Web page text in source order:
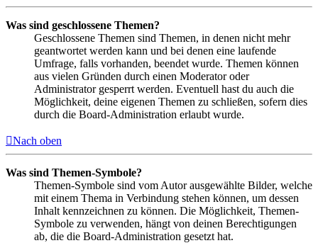
Was sind geschlossene Themen?
Geschlossene Themen sind Themen, in denen nicht mehr
geantwortet werden kann und bei denen eine laufende
Umfrage, falls vorhanden, beendet wurde. Themen können
aus vielen Gründen durch einen Moderator oder
Administrator gesperrt werden. Eventuell hast du auch die
Möglichkeit, deine eigenen Themen zu schließen, sofern dies
durch die Board-Administration erlaubt wurde.
Nach oben
Was sind Themen-Symbole?
Themen-Symbole sind vom Autor ausgewählte Bilder, welche
mit einem Thema in Verbindung stehen können, um dessen
Inhalt kennzeichnen zu können. Die Möglichkeit, Themen-
Symbole zu verwenden, hängt von deinen Berechtigungen
ab, die die Board-Administration gesetzt hat.